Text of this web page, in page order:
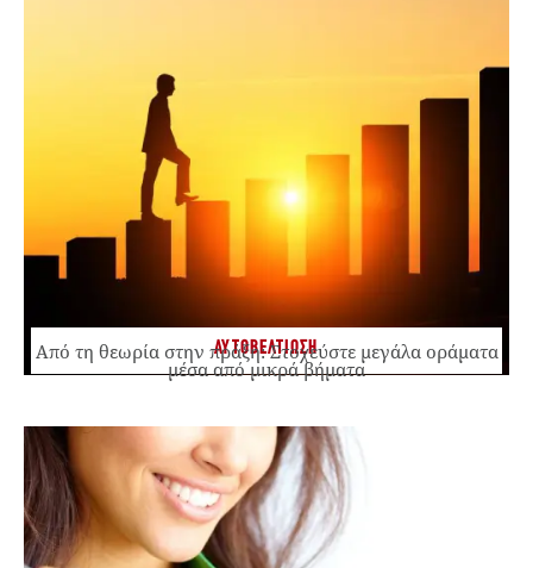
ΑΥΤΟΒΕΛΤΙΩΣΗ
Από τη θεωρία στην πράξη: Στοχεύστε μεγάλα οράματα
μέσα από μικρά βήματα